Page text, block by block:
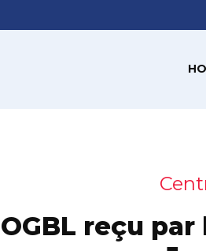
OGBL reçu